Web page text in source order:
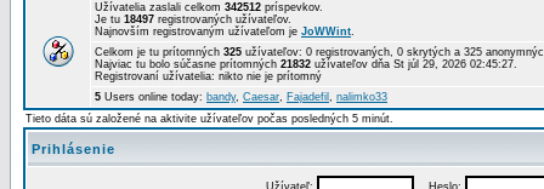
Užívatelia zaslali celkom 342512 príspevkov.
Je tu 18497 registrovaných užívateľov.
Najnovším registrovaným užívateľom je JoWWint.
Celkom je tu prítomných 325 užívateľov: 0 registrovaných, 0 skrytých a 325
Najviac tu bolo súčasne prítomných 21832 užívateľov dňa St júl 29, 2026 02:45:27.
Registrovaní užívatelia: nikto nie je prítomný
5 Users online today: bandy, Caesar, Fajadefil , nalimko33
Tieto dáta sú založené na aktivite užívateľov počas posledných 5 minút.
Prihlásenie
Užívateľ: Heslo: